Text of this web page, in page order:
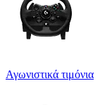
Αγωνιστικά τιμόνια